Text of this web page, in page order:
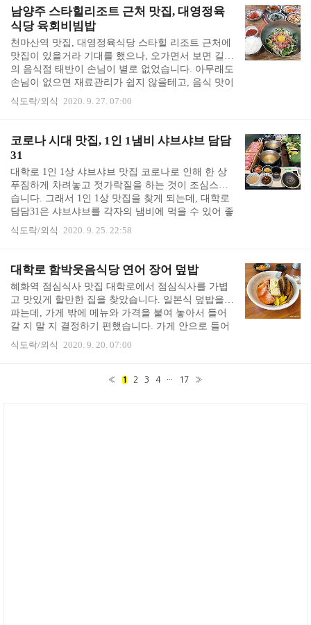
블을 깔끔히 차려 놓고 기다리고 계셨습니다. 음식들
은 가격은 조금 있으나, 하나 하나 아주 맛있었습니
다. 잘 구워진 아주 맛난 스테이크 입니다. 함께 먹을
소스 구성도 훌륭하고요. 해산물 상태도 좋고 맛도
무척 좋았던 해산물 크림 펜네였습니다. 이 외에도
모듬 치즈, 구운 야채 등을 더 주문했는데 음식이 하
나 하나 아주 맛있습니다. 와인바이다 보니 레스토..
남양주 스타힐리조트 근처 맛집, 대영정육
식당 육회비빔밥
천마산역 맛집, 대영정육식당 스타힐 리조트 근처에
맛집이 있을거라 기대를 했으나, 오가면서 보면 길가
의 음식점 태반이 손님이 별로 없었습니다. 아무래도
손님이 없으면 재료관리가 쉽지 않을테고, 음식 맛이
좋기 어려울 것 같아 도전정신을 가지고 가보고 싶지
않았어요. 몇 번 가봤으나 맛이 없어서 더 이상 도전
에서 우연히 골목 안의 괜찮은 집을 발견했습니다.길
가에 있는 정육점에 딸린 정육식당인데, 주차장 같은
골목 안 쪽에 있어 있는 줄 몰랐습니다. 저는 몰랐던
곳이고 육회비빔밥이 있길래 가 본 적이었는데, 골목
안에 있는 음식점을 어찌 아셨는지 손님이 많았습니
다. 육회비빔밥을 주문하니, 반찬이 여러 가지 나왔
습니다. 오징어젓, 가지무침, 어묵볶음, 마늘쫑..
식도락/외식 2020. 9. 27. 07:00
코로나 시대 맛집, 1인 1냄비 샤브샤브 담담
31
대학로 1인 1상 샤브샤브 맛집 코로나로 인해 한 상
푸짐하게 차려놓고 젓가락질을 하는 것이 조심스럽
습니다. 그래서 1인 1상 맛집을 찾게 되는데, 대학로
담담31은 샤브샤브를 각자의 냄비에 먹을 수 있어 좋
았습니다. 천천히 끓이며 한 점씩 넣어 먹으니, 밥 먹
으며 이야기를 나누기에도 아주 좋은 곳이었어요. 나
외관이고, 내부도 비슷한 느낌으로 적당히 칸막이가
되어 있습니다. 메뉴는 간단했습니다. 샤브샤브와 스
키아키가 있고, 둘 중 하나를 택했으면 고기를 어느
부위를 먹을 지 고르면 됩니다. 처음 갔을 때는 28,00
0원짜리를 먹었습니다. 자그마한 쟁반에 백김치, 김
치, 땅콩장, 양념간장, 컵, 앞 접시, 물 티슈를 담아서
내주십니다. 작은 사각 나무 쟁..
식도락/외식 2020. 9. 25. 22:58
대학로 함박웃음식당 연어 장어 덮밥
혜화역 점심식사 맛집 대학로에서 점심식사를 가볍
고 맛있게 할만한 집을 찾았습니다. 일본식 덮밥을
파는데, 가게 밖에 메뉴와 가격을 붙여 놓아서 들어
갈 지 말 지 결정하기 편했습니다. 가게 안으로 들어
가 보니 점심식사를 하러 온 분들이 많았습니다. 남
자 어른들, 직장인, 저처럼 혼자 온 사람, 지나는 학생
옆의 서랍을 열어 식기를 꺼냈습니다. 테이블도 깨
식도락/외식 2020. 9. 20. 07:00
« 1 2 3 4 ··· 17 »